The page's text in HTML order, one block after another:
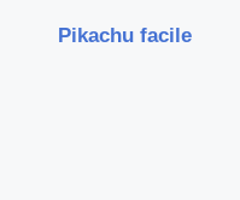
Pikachu facile